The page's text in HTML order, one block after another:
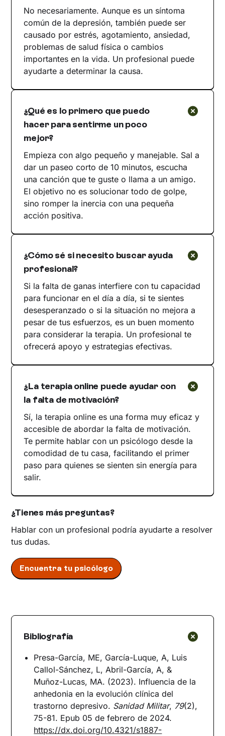
No necesariamente. Aunque es un síntoma
común de la depresión, también puede ser
causado por estrés, agotamiento, ansiedad,
problemas de salud física o cambios
importantes en la vida. Un profesional puede
ayudarte a determinar la causa.
¿Qué es lo primero que puedo
hacer para sentirme un poco
mejor?
Empieza con algo pequeño y manejable. Sal a
dar un paseo corto de 10 minutos, escucha
una canción que te guste o llama a un amigo.
El objetivo no es solucionar todo de golpe,
sino romper la inercia con una pequeña
acción positiva.
¿Cómo sé si necesito buscar ayuda
profesional?
Si la falta de ganas interfiere con tu capacidad
para funcionar en el día a día, si te sientes
desesperanzado o si la situación no mejora a
pesar de tus esfuerzos, es un buen momento
para considerar la terapia. Un profesional te
ofrecerá apoyo y estrategias efectivas.
¿La terapia online puede ayudar con
la falta de motivación?
Sí, la terapia online es una forma muy eficaz y
accesible de abordar la falta de motivación.
Te permite hablar con un psicólogo desde la
comodidad de tu casa, facilitando el primer
paso para quienes se sienten sin energía para
salir.
¿Tienes más preguntas?
Hablar con un profesional podría ayudarte a resolver
tus dudas.
Encuentra tu psicólogo
Bibliografía
Presa-García, ME, García-Luque, A, Luis
Callol-Sánchez, L, Abril-García, A, &
Muñoz-Lucas, MA. (2023). Influencia de la
anhedonia en la evolución clínica del
trastorno depresivo. Sanidad Militar, 79(2),
75-81. Epub 05 de febrero de 2024.
https://dx.doi.org/10.4321/s1887-